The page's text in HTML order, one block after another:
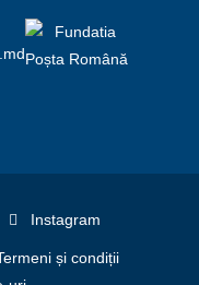
Instagram
și condiții